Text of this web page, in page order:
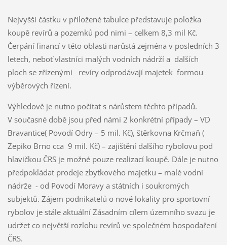
Nejvyšší částku v přiložené tabulce představuje položka
koupě revírů a pozemků pod nimi – celkem 8,3 mil Kč.
Čerpání financí v této oblasti narůstá zejména v posledních 3
letech, neboť vlastníci malých vodních nádrží a dalších
ploch se zřízenými revíry odprodávají majetek formou
výběrových řízení.
Výhledově je nutno počítat s nárůstem těchto případů.
V současné době jsou před námi 2 konkrétní případy – VD
Bravantice( Povodí Odry – 5 mil. Kč), štěrkovna Krčmaň (
Zepiko Brno cca 9 mil. Kč) – zajištění dalšího rybolovu pod
hlavičkou ČRS je možné pouze realizací koupě. Dále je nutno
předpokládat prodeje zbytkového majetku – malé vodní
nádrže - od Povodí Moravy a státních i soukromých
subjektů. Zájem podnikatelů o nové lokality pro sportovní
rybolov je stále aktuální Zásadním cílem územního svazu je
udržet co největší rozlohu revírů ve společném hospodaření
ČRS.